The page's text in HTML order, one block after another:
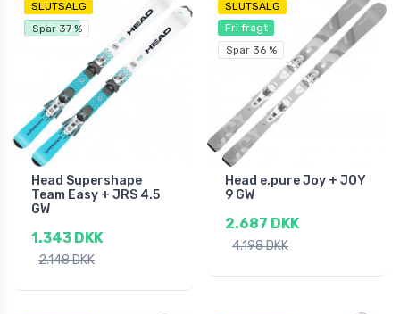
SLUTSALG
Fri fragt
Spar 37 %
Head Supershape
Team Easy + JRS 4.5
GW
1.343 DKK
2.148 DKK
SLUTSALG
Fri fragt
Spar 36 %
Head e.pure Joy + JOY
9 GW
2.687 DKK
4.198 DKK